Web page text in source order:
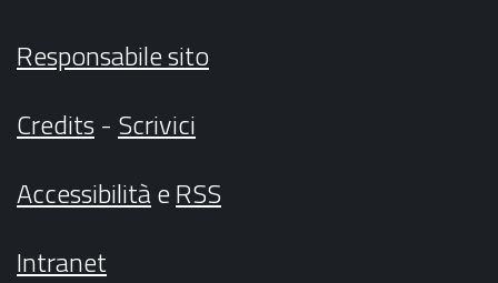
Responsabile sito
Credits- Scrivici
AccessibilitàeRSS
Intranet